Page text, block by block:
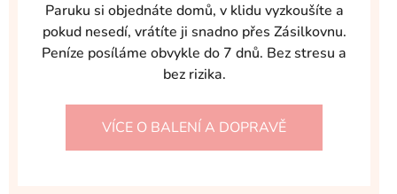
Paruku si objednáte domů, v klidu vyzkoušíte a
pokud nesedí, vrátíte ji snadno přes Zásilkovnu.
Peníze posíláme obvykle do 7 dnů. Bez stresu a
bez rizika.
VÍCE O BALENÍ A DOPRAVĚ